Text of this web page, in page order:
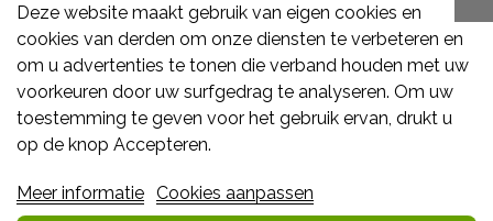
Deze website maakt gebruik van eigen cookies en
cookies van derden om onze diensten te verbeteren en
om u advertenties te tonen die verband houden met uw
voorkeuren door uw surfgedrag te analyseren. Om uw
toestemming te geven voor het gebruik ervan, drukt u
op de knop Accepteren.
Meer informatie Cookies aanpassen
FAGG
Het FAGG is de bevoegde autoriteit voor
geneesmiddelen en gezondheidsproducten in België.
Deze site valt onder haar controle.
Gezondheidsproducten - FAGG: Galileelaan 5/03